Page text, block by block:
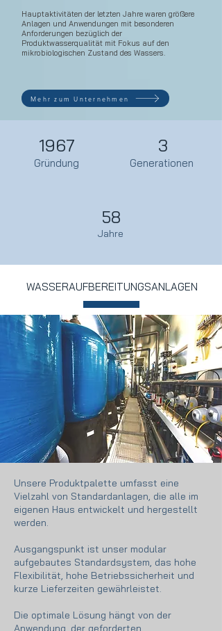
Hauptaktivitäten der letzten Jahre waren größere
Anlagen und Anwendungen mit besonderen
Anforderungen bezüglich der
Produktwasserqualität mit Fokus auf den
mikrobiologischen Zustand des Wassers.
Mehr zum Unternehmen
1967
Gründung
3
Generationen
58
Jahre
WASSERAUFBEREITUNGSANLAGEN
Unsere Produktpalette umfasst eine
Vielzahl von Standardanlagen, die alle im
eigenen Haus entwickelt und hergestellt
werden.
Ausgangspunkt ist unser modular
aufgebautes Standardsystem, das hohe
Flexibilität, hohe Betriebssicherheit und
kurze Lieferzeiten gewährleistet.
Die optimale Lösung hängt von der
Anwendung, der geforderten